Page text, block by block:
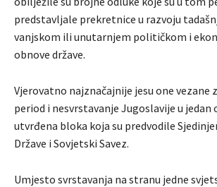
predstavljale prekretnice u razvoju
vanjskom ili unutarnjem političkom i
obnove države.
Vjerovatno najznačajnije jesu one vezane
period i nesvrstavanje Jugoslavije u jedan
utvrđena bloka koja su predvodile
Države i Sovjetski Savez.
Umjesto svrstavanja na stranu jedne